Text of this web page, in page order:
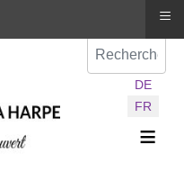
Sélectionnez
DE
FR
≡
≡